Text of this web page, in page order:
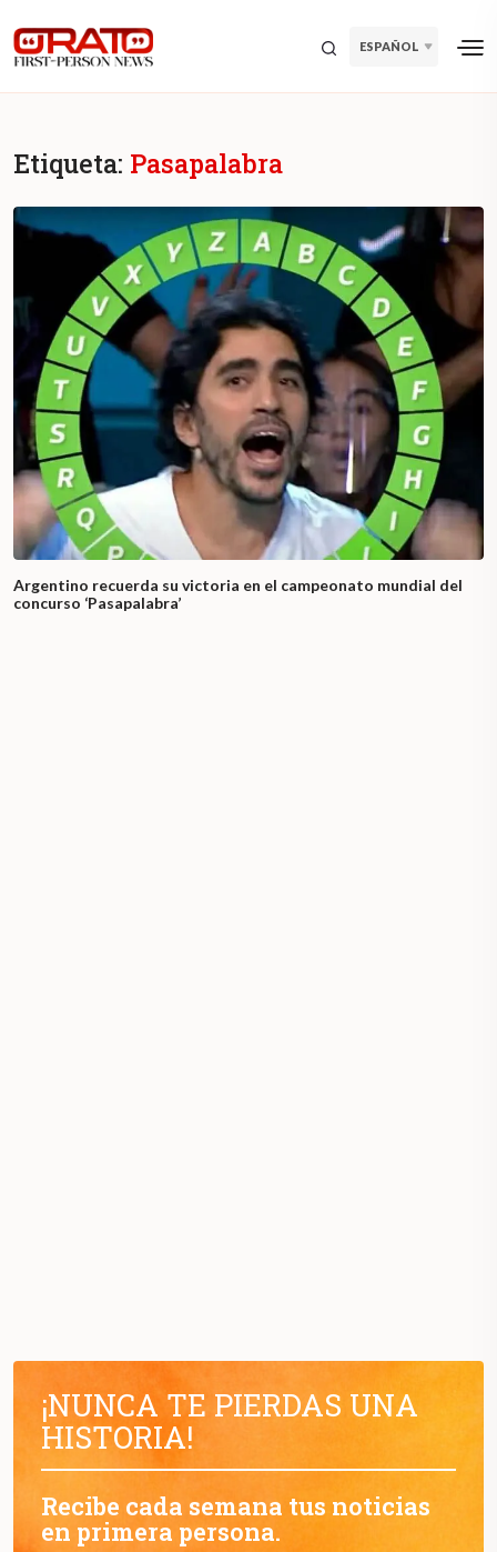
ESPAÑOL
Etiqueta: Pasapalabra
Argentino recuerda su victoria en el campeonato mundial del
concurso ‘Pasapalabra’
¡NUNCA TE PIERDAS UNA
HISTORIA!
Recibe cada semana tus noticias
en primera persona.